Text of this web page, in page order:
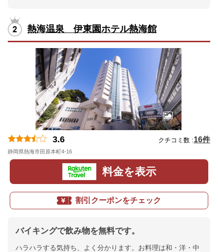
熱海温泉 伊東園ホテル熱海館
3.6 クチコミ数 :16件
静岡県熱海市田原本町4-16
料金を表示
割引クーポンをチェック
バイキングで飲み物を無料です。
ハラハラする気持ち、よく分かります。お料理は和・洋・中